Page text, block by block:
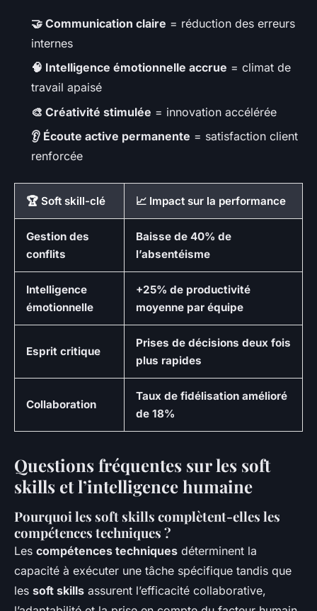
🤝 Communication claire = réduction des erreurs
internes
🧠 Intelligence émotionnelle accrue = climat de
travail apaisé
🎨 Créativité stimulée = innovation accélérée
👂 Écoute active permanente = satisfaction client
renforcée
🏆 Soft skill-clé 📈 Impact sur la performance
Gestion des
conflits
Baisse de 40% de
l’absentéisme
Intelligence
émotionnelle
+25% de productivité
moyenne par équipe
Esprit critique
Prises de décisions deux fois
plus rapides
Collaboration
Taux de fidélisation amélioré
de 18%
Questions fréquentes sur les soft
skills et l’intelligence humaine
Pourquoi les soft skills complètent-elles les
compétences techniques ?
Les compétences techniques déterminent la
capacité à exécuter une tâche spécifique tandis que
les soft skills assurent l’efficacité collaborative,